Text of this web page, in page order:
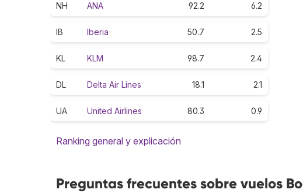
NH ANA 92.2 6.2
IB Iberia 50.7 2.5
KL KLM 98.7 2.4
DL Delta Air Lines 18.1 2.1
UA United Airlines 80.3 0.9
Ranking general y explicación
Preguntas frecuentes sobre vuelos